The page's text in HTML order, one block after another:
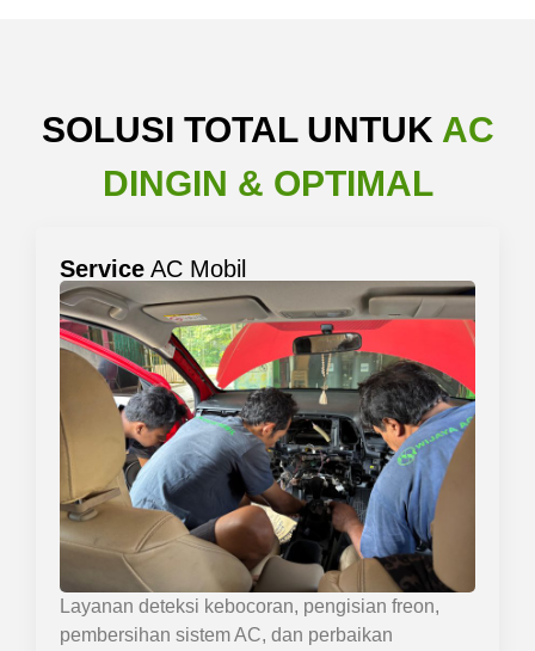
SOLUSI TOTAL UNTUK AC
DINGIN & OPTIMAL
Service AC Mobil
Layanan deteksi kebocoran, pengisian freon,
pembersihan sistem AC, dan perbaikan